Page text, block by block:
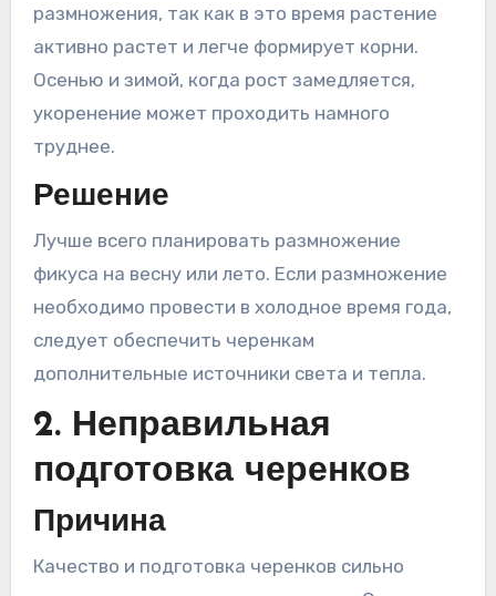
размножения, так как в это время растение
активно растет и легче формирует корни.
Осенью и зимой, когда рост замедляется,
укоренение может проходить намного
труднее.
Решение
Лучше всего планировать размножение
фикуса на весну или лето. Если размножение
необходимо провести в холодное время года,
следует обеспечить черенкам
дополнительные источники света и тепла.
2. Неправильная
подготовка черенков
Причина
Качество и подготовка черенков сильно